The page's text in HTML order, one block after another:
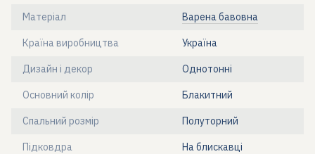
Матеріал Варена бавовна
Країна виробництва Україна
Дизайн і декор Однотонні
Основний колір Блакитний
Спальний розмір Полуторний
Підковдра На блискавці